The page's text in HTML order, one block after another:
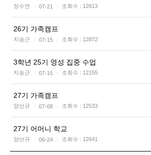
정수연 07-21 조회수 : 12613
26기 가족캠프
지송근 07-15 조회수 : 12872
3학년 25기 영성 집중 수업
지송근 07-15 조회수 : 12155
27기 가족캠프
양선규 07-08 조회수 : 12533
27기 어머니 학교
양선규 06-24 조회수 : 12641